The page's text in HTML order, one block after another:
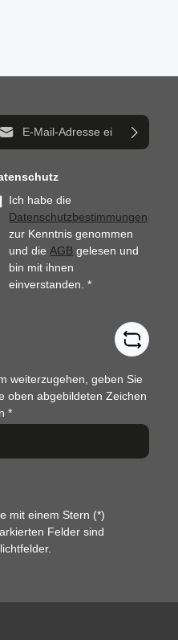
Adresse*
Ich habe die
Datenschutzbestimmungen
zur Kenntnis genommen
und dieAGB gelesen und
bin mit ihnen
einverstanden.*
weiterzugehen, geben Sie
oben abgebildeten Zeichen
*
mit einem Stern (*)
Felder sind